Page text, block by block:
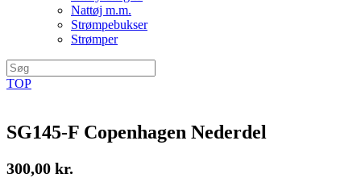
Nattøj m.m.
Strømpebukser
Strømper
TOP
SG145-F Copenhagen Nederdel
300,00 kr.